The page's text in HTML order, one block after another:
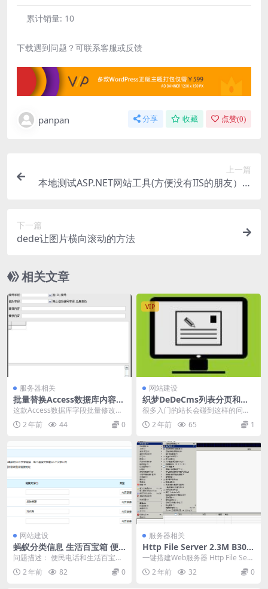
累计销量: 10
下载遇到问题？可联系客服或反馈
panpan 分享 收藏 点赞(0)
上一篇
本地测试ASP.NET网站工具(方便没有IIS的朋友）-A
下一篇
dede让图片横向滚动的方法
相关文章
服务器相关
批量替换Access数据库内容工
具-Access数据库字段批量修
改
这款Access数据库字段批量修改工
具是一款轻量级的Access数据库字
段内容替...
2 年前 44 0
VIP
网站建设
织梦DeDeCms列表分页和内
容页分页错位解决办法
很多入门的站长会碰到这样的问
题，织梦的通病，下面总结了一下
织梦的列表页和文章页分...
2 年前 65 1
网站建设
蚂蚁分类信息 生活百宝箱 便
民电话
问题描述： 便民电话和生活百宝箱
添加内容会出现空白的也删不了 添
加电话 或者链接...
2 年前 82 0
服务器相关
Http File Server 2.3M B300
汉化绿色版-一键搭建Web服
一键搭建Web服务器 Http File Serv
er 2.3M B300 汉化...
2 年前 32 0